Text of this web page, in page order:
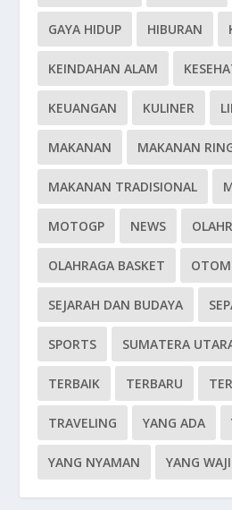
GAYA HIDUP HIBURAN
KEINDAHAN ALAM
KEUANGAN KULINER
MAKANAN MAKANAN
MAKANAN TRADISIONAL
MOTOGP NEWS
OLAHRAGA BASKET
SEJARAH DAN BUDAYA
SPORTS SUMATERA
TERBAIK TERBARU
TRAVELING YANG ADA
YANG NYAMAN YANG